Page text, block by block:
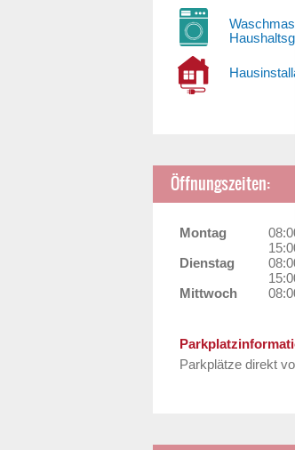
Öffnungszeiten:
Montag
Dienstag
Mittwoch
Parkplätze direkt